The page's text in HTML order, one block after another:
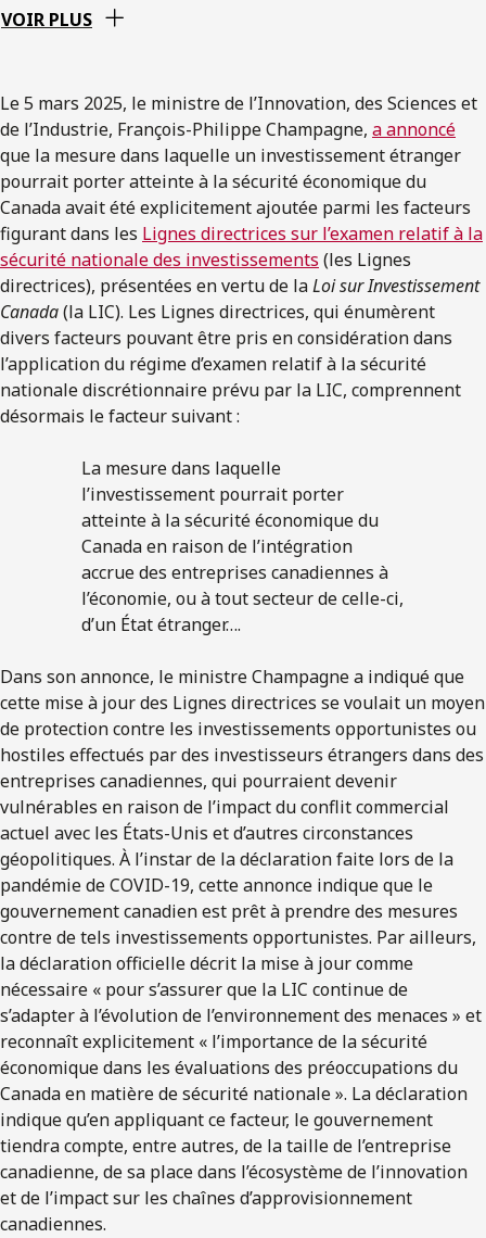
VOIR PLUS
Le 5 mars 2025, le ministre de l’Innovation, des Sciences et
de l’Industrie, François-Philippe Champagne, a annoncé
que la mesure dans laquelle un investissement étranger
pourrait porter atteinte à la sécurité économique du
Canada avait été explicitement ajoutée parmi les facteurs
figurant dans les Lignes directrices sur l’examen relatif à la
sécurité nationale des investissements (les Lignes
directrices), présentées en vertu de laLoi sur Investissement
Canada(la LIC). Les Lignes directrices, qui énumèrent
divers facteurs pouvant être pris en considération dans
l’application du régime d’examen relatif à la sécurité
nationale discrétionnaire prévu par la LIC, comprennent
désormais le facteur suivant :
La mesure dans laquelle
l’investissement pourrait porter
atteinte à la sécurité économique du
Canada en raison de l’intégration
accrue des entreprises canadiennes à
l’économie, ou à tout secteur de celle-ci,
d’un État étranger….
Dans son annonce, le ministre Champagne a indiqué que
cette mise à jour des Lignes directrices se voulait un moyen
de protection contre les investissements opportunistes ou
hostiles effectués par des investisseurs étrangers dans des
entreprises canadiennes, qui pourraient devenir
vulnérables en raison de l’impact du conflit commercial
actuel avec les États-Unis et d’autres circonstances
géopolitiques. À l’instar de la déclaration faite lors de la
pandémie de COVID-19, cette annonce indique que le
gouvernement canadien est prêt à prendre des mesures
contre de tels investissements opportunistes. Par ailleurs,
la déclaration officielle décrit la mise à jour comme
nécessaire « pour s’assurer que la LIC continue de
s’adapter à l’évolution de l’environnement des menaces » et
reconnaît explicitement « l’importance de la sécurité
économique dans les évaluations des préoccupations du
Canada en matière de sécurité nationale ». La déclaration
indique qu’en appliquant ce facteur, le gouvernement
tiendra compte, entre autres, de la taille de l’entreprise
canadienne, de sa place dans l’écosystème de l’innovation
et de l’impact sur les chaînes d’approvisionnement
canadiennes.